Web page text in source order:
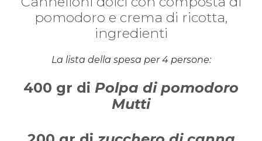
pomodoro e crema di ricotta,
ingredienti
La lista della spesa per 4 persone:
400 gr di Polpa di pomodoro
Mutti